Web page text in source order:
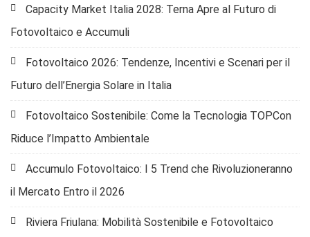
Capacity Market Italia 2028: Terna Apre al Futuro di
Fotovoltaico e Accumuli
Fotovoltaico 2026: Tendenze, Incentivi e Scenari per il
Futuro dell’Energia Solare in Italia
Fotovoltaico Sostenibile: Come la Tecnologia TOPCon
Riduce l’Impatto Ambientale
Accumulo Fotovoltaico: I 5 Trend che Rivoluzioneranno
il Mercato Entro il 2026
Riviera Friulana: Mobilità Sostenibile e Fotovoltaico